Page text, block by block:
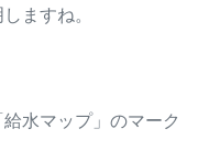
ますね。
水マップ」のマーク